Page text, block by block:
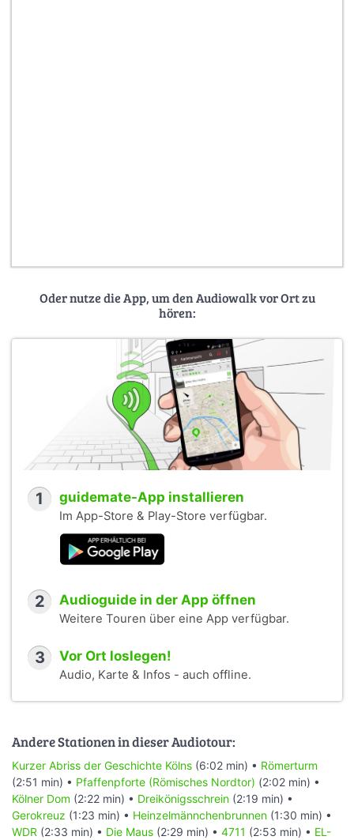
Oder nutze die App, um den Audiowalk vor Ort zu
hören:
1 guidemate-App installieren
Im App-Store & Play-Store verfügbar.
2 Audioguide in der App öffnen
Weitere Touren über eine App verfügbar.
3 Vor Ort loslegen!
Audio, Karte & Infos - auch offline.
Andere Stationen in dieser Audiotour:
Kurzer Abriss der Geschichte Kölns (6:02 min) • Römerturm
(2:51 min) • Pfaffenpforte (Römisches Nordtor) (2:02 min) •
Kölner Dom (2:22 min) • Dreikönigsschrein (2:19 min) •
Gerokreuz (1:23 min) • Heinzelmännchenbrunnen (1:30 min) •
WDR (2:33 min) • Die Maus (2:29 min) • 4711 (2:53 min) • EL-